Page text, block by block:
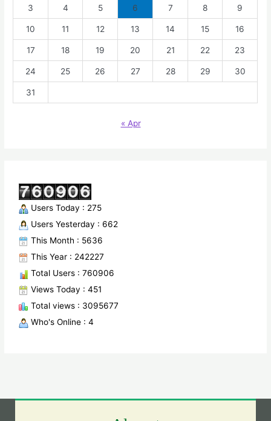
3 4 5 6 7 8 9
10 11 12 13 14 15 16
17 18 19 20 21 22 23
24 25 26 27 28 29 30
31
« Apr
Users Today : 275
Users Yesterday : 662
This Month : 5636
This Year : 242227
Total Users : 760906
Views Today : 451
Total views : 3095677
Who's Online : 4